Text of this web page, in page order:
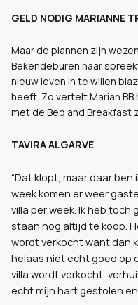
GELD NODIG MARIANNE
Maar de plannen zijn
Bekendeburen haar
nieuw leven in te willen
heeft. Zo vertelt Marian
met de Bed and Breakfast
TAVIRA ALGARVE
“Dat klopt, maar daar
week komen er weer
villa per week. Ik heb toch
staan nog altijd te koop.
wordt verkocht want dan
helaas niet echt goed op
villa wordt verkocht,
echt mijn hart gestolen